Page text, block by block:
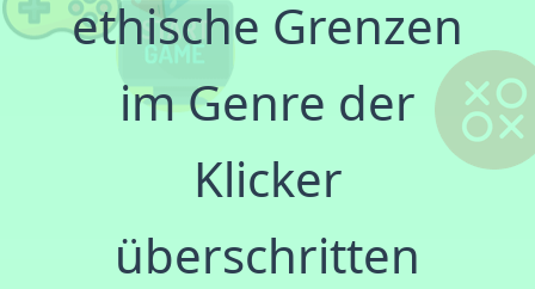
ethische Grenzen
im Genre der
Klicker
überschritten